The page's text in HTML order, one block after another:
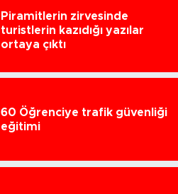
Piramitlerin zirvesinde
turistlerin kazıdığı yazılar
ortaya çıktı
60 Öğrenciye trafik güvenliği
eğitimi